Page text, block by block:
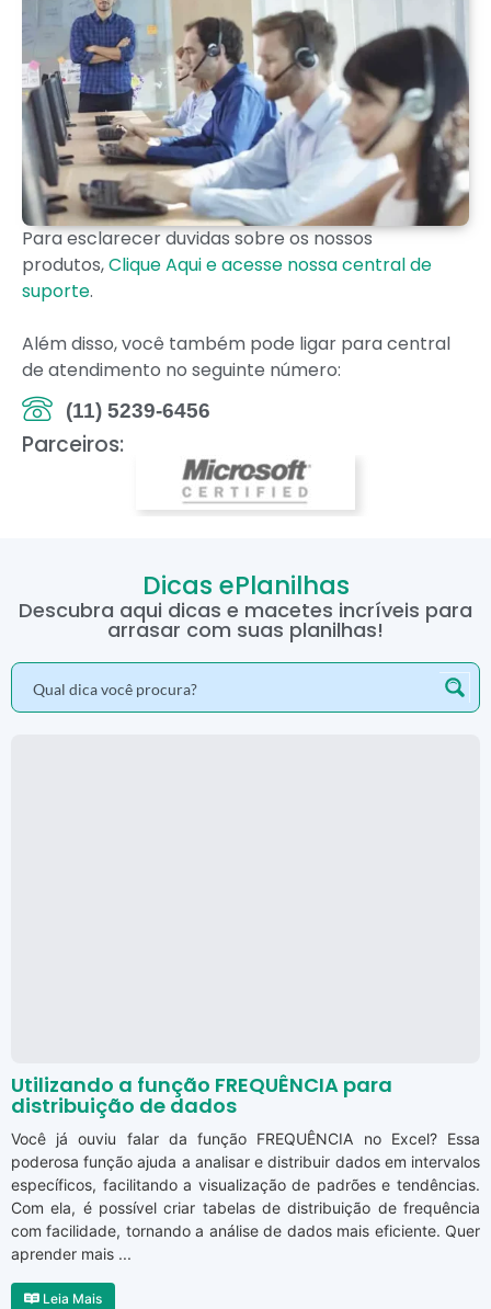
Para esclarecer duvidas sobre os nossos
produtos,Clique Aqui e acesse nossa central de
suporte.
Além disso, você também pode ligar para central
de atendimento no seguinte número:
(11) 5239-6456
Parceiros:
Dicas ePlanilhas
Descubra aqui dicas e macetes incríveis para
arrasar com suas planilhas!
Utilizando a função FREQUÊNCIA para
distribuição de dados
Você já ouviu falar da função FREQUÊNCIA no Excel? Essa
poderosa função ajuda a analisar e distribuir dados em intervalos
específicos, facilitando a visualização de padrões e tendências.
Com ela, é possível criar tabelas de distribuição de frequência
com facilidade, tornando a análise de dados mais eficiente. Quer
aprender mais ...
Leia Mais